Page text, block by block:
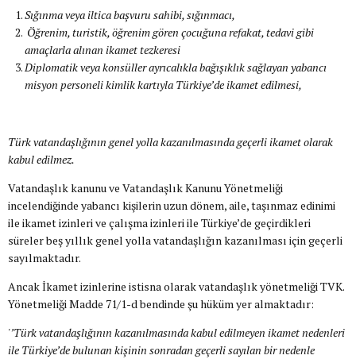
Sığınma veya iltica başvuru sahibi, sığınmacı,
Öğrenim, turistik, öğrenim gören çocuğuna refakat, tedavi gibi
amaçlarla alınan ikamet tezkeresi
Diplomatik veya konsüller ayrıcalıkla bağışıklık sağlayan yabancı
misyon personeli kimlik kartıyla Türkiye’de ikamet edilmesi,
Türk vatandaşlığının genel yolla kazanılmasında geçerli ikamet olarak
kabul edilmez.
Vatandaşlık kanunu ve Vatandaşlık Kanunu Yönetmeliği
incelendiğinde yabancı kişilerin uzun dönem, aile, taşınmaz edinimi
ile ikamet izinleri ve çalışma izinleri ile Türkiye’de geçirdikleri
süreler beş yıllık genel yolla vatandaşlığın kazanılması için geçerli
sayılmaktadır.
Ancak İkamet izinlerine istisna olarak vatandaşlık yönetmeliği TVK.
Yönetmeliği Madde 71/1-d bendinde şu hüküm yer almaktadır:
'’Türk vatandaşlığının kazanılmasında kabul edilmeyen ikamet nedenleri
ile Türkiye’de bulunan kişinin sonradan geçerli sayılan bir nedenle